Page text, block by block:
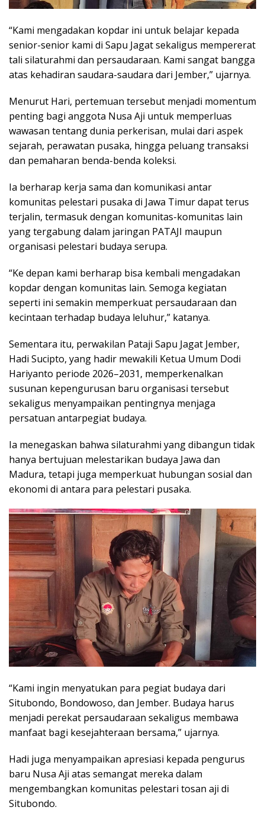
“Kami mengadakan kopdar ini untuk belajar kepada
senior-senior kami di Sapu Jagat sekaligus mempererat
tali silaturahmi dan persaudaraan. Kami sangat bangga
atas kehadiran saudara-saudara dari Jember,” ujarnya.
Menurut Hari, pertemuan tersebut menjadi momentum
penting bagi anggota Nusa Aji untuk memperluas
wawasan tentang dunia perkerisan, mulai dari aspek
sejarah, perawatan pusaka, hingga peluang transaksi
dan pemaharan benda-benda koleksi.
Ia berharap kerja sama dan komunikasi antar
komunitas pelestari pusaka di Jawa Timur dapat terus
terjalin, termasuk dengan komunitas-komunitas lain
yang tergabung dalam jaringan PATAJI maupun
organisasi pelestari budaya serupa.
“Ke depan kami berharap bisa kembali mengadakan
kopdar dengan komunitas lain. Semoga kegiatan
seperti ini semakin memperkuat persaudaraan dan
kecintaan terhadap budaya leluhur,” katanya.
Sementara itu, perwakilan Pataji Sapu Jagat Jember,
Hadi Sucipto, yang hadir mewakili Ketua Umum Dodi
Hariyanto periode 2026–2031, memperkenalkan
susunan kepengurusan baru organisasi tersebut
sekaligus menyampaikan pentingnya menjaga
persatuan antarpegiat budaya.
Ia menegaskan bahwa silaturahmi yang dibangun tidak
hanya bertujuan melestarikan budaya Jawa dan
Madura, tetapi juga memperkuat hubungan sosial dan
ekonomi di antara para pelestari pusaka.
“Kami ingin menyatukan para pegiat budaya dari
Situbondo, Bondowoso, dan Jember. Budaya harus
menjadi perekat persaudaraan sekaligus membawa
manfaat bagi kesejahteraan bersama,” ujarnya.
Hadi juga menyampaikan apresiasi kepada pengurus
baru Nusa Aji atas semangat mereka dalam
mengembangkan komunitas pelestari tosan aji di
Situbondo.